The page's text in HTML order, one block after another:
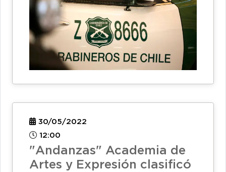
30/05/2022
12:00
"Andanzas" Academia de
Artes y Expresión clasificó